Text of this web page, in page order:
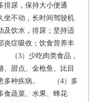
排尿，保持大小便通
坐不动，长时间驾驶机
及饮水，排尿；坚持适
炎症吸收；饮食营养丰
（3）少吃肉类食品，
、甜点、金枪鱼、比目
患多种疾病。 （4）多
食蔬菜、水果、蜂花